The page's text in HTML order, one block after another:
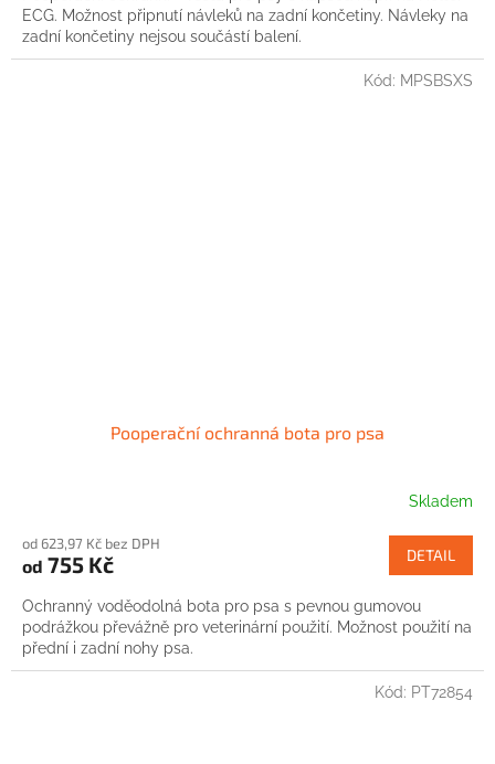
ECG. Možnost připnutí návleků na zadní končetiny. Návleky na
zadní končetiny nejsou součástí balení.
Pooperační ochranná bota pro psa
Skladem
od 623,97 Kč bez DPH
od 755 Kč DETAIL
Ochranný voděodolná bota pro psa s pevnou gumovou
podrážkou převážně pro veterinární použití. Možnost použití na
přední i zadní nohy psa.
Kód: MPSBSXS
Kód: PT72854